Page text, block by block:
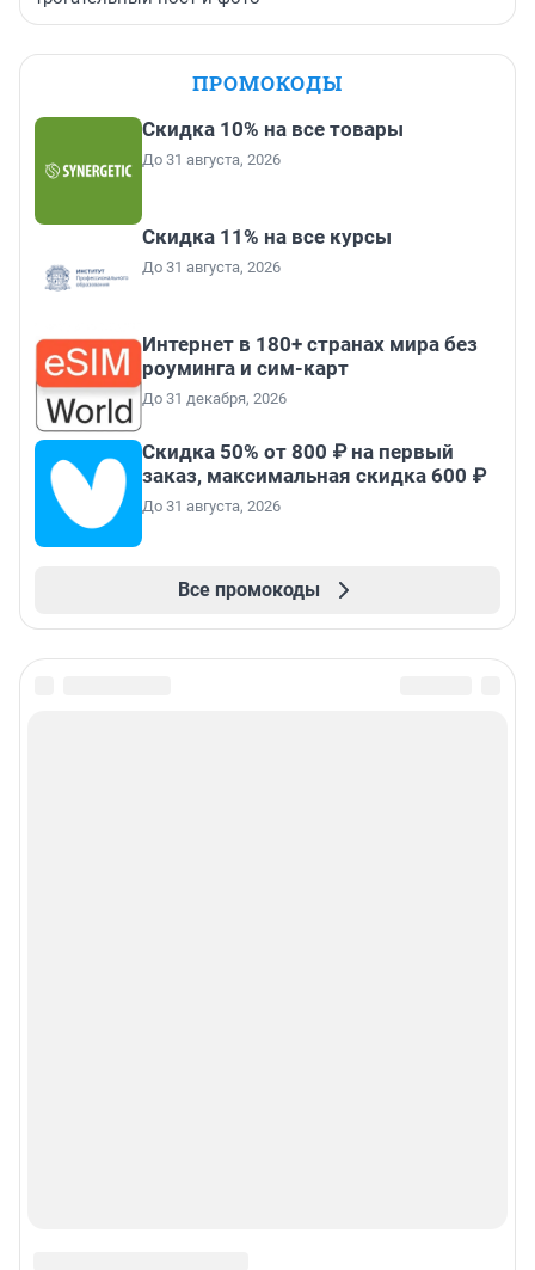
ПРОМОКОДЫ
Скидка 10% на все товары
До 31 августа, 2026
Скидка 11% на все курсы
До 31 августа, 2026
Интернет в 180+ странах мира без
роуминга и сим-карт
До 31 декабря, 2026
Скидка 50% от 800 ₽ на первый
заказ, максимальная скидка 600 ₽
До 31 августа, 2026
Все промокоды